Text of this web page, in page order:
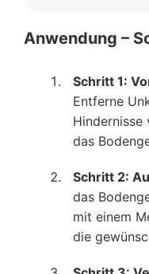
Anwendung –
Schritt 1:
Entferne
Hindernisse
das
Schritt 2:
das
mit einem
die